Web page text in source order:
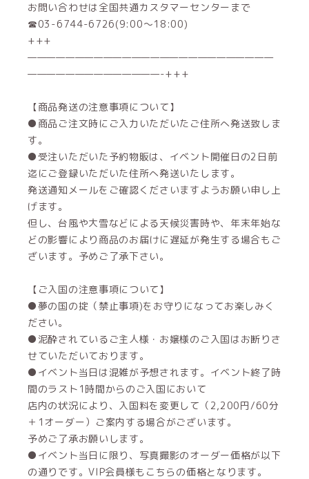
お問い合わせは全国共通カスタマーセンターまで
☎03-6744-6726(9:00～18:00)
+++
——————————————————————————
——————————————-+++
【商品発送の注意事項について】
●商品ご注文時にご入力いただいたご住所へ発送致しま
す。
●受注いただいた予約物販は、イベント開催日の2日前
迄にご登録いただいた住所へ発送いたします。
発送通知メールをご確認くださいますようお願い申し上
げます。
但し、台風や大雪などによる天候災害時や、年末年始な
どの影響により商品のお届けに遅延が発生する場合もご
ざいます。予めご了承下さい。
【ご入国の注意事項について】
●夢の国の掟（禁止事項)をお守りになってお楽しみく
ださい。
●泥酔されているご主人様・お嬢様のご入国はお断りさ
せていただいております。
●イベント当日は混雑が予想されます。イベント終了時
間のラスト1時間からのご入国において
店内の状況により、入国料を変更して（2,200円/60分
＋1オーダー）ご案内する場合がございます。
予めご了承お願いします。
●イベント当日に限り、写真撮影のオーダー価格が以下
の通りです。VIP会員様もこちらの価格となります。